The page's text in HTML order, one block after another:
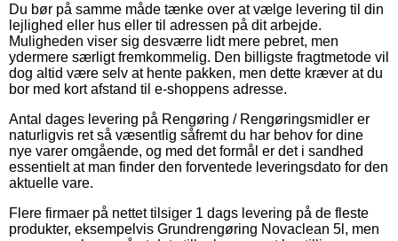
Du bør på samme måde tænke over at vælge levering til din
lejlighed eller hus eller til adressen på dit arbejde.
Muligheden viser sig desværre lidt mere pebret, men
ydermere særligt fremkommelig. Den billigste fragtmetode vil
dog altid være selv at hente pakken, men dette kræver at du
bor med kort afstand til e-shoppens adresse.
Antal dages levering på Rengøring / Rengøringsmidler er
naturligvis ret så væsentlig såfremt du har behov for dine
nye varer omgående, og med det formål er det i sandhed
essentielt at man finder den forventede leveringsdato for den
aktuelle vare.
Flere firmaer på nettet tilsiger 1 dags levering på de fleste
produkter, eksempelvis Grundrengøring Novaclean 5l, men